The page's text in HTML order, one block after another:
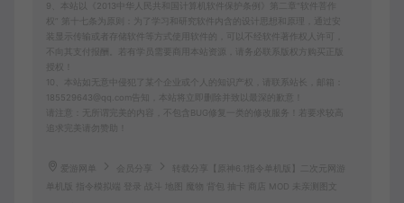
9、本站以《2013中华人民共和国计算机软件保护条例》第二章"软件菩作
权” 第十七条为原则：为了学习和研究软件内含的设计思想和原理，通过安
装显示传输或者存储软件等方式使用软件的，可以不经软件著作权人许可，
不向其支付报酬。若有学员需要商用本站资源，请务必联系版权方购买正版
10、本站如无意中侵犯了某个企业或个人的知识产权，请联系站长，邮箱：
185529643@qq.com告知，本站将立即删除并致以最深的歉意！
请注意：无所谓完美的内容，不包含BUG修复一类的修改服务！若要求较高
追求完美请勿赞助！
爱游网单
转载分享【原神6.1指令单机版】二次元网游
单机版 指令模拟端 登录 战斗 地图 魔物 背包 抽卡 商店 MOD 未亲测图文